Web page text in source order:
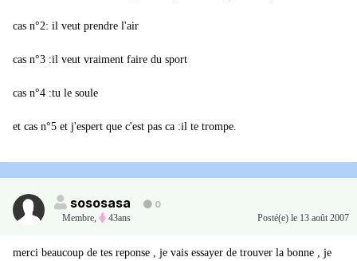
cas n°2: il veut prendre l'air
cas n°3 :il veut vraiment faire du sport
cas n°4 :tu le soule
et cas n°5 et j'espert que c'est pas ca :il te trompe.
sososasa
0
Membre, 43ans Posté(e) le 13 août 2007
merci beaucoup de tes reponse , je vais essayer de trouver la bonne , je